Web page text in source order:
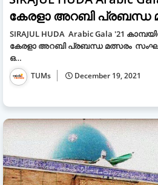
കേരളാ അറബി പ്രബന്ധ
SIRAJUL HUDA Arabic Gala '21
കേരളാ അറബി പ്രബന്ധ മത്സരം
ഒ…
TUMs December 19, 2021